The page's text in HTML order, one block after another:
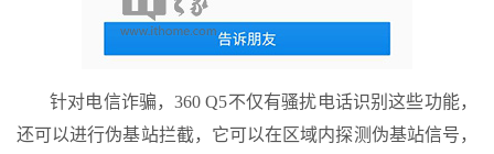
针对电信诈骗，360 Q5不仅有骚扰电话识别这些功能，
还可以进行伪基站拦截，它可以在区域内探测伪基站信号，